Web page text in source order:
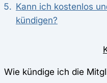
Kann ich kostenlos
kündigen?
Wie kündige ich die